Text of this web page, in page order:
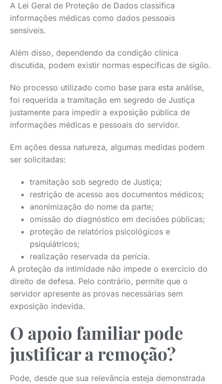
A Lei Geral de Proteção de Dados classifica
informações médicas como dados pessoais
sensíveis.
Além disso, dependendo da condição clínica
discutida, podem existir normas específicas de sigilo.
No processo utilizado como base para esta análise,
foi requerida a tramitação em segredo de Justiça
justamente para impedir a exposição pública de
informações médicas e pessoais do servidor.
Em ações dessa natureza, algumas medidas podem
ser solicitadas:
tramitação sob segredo de Justiça;
restrição de acesso aos documentos médicos;
anonimização do nome da parte;
omissão do diagnóstico em decisões públicas;
proteção de relatórios psicológicos e
psiquiátricos;
realização reservada da perícia.
A proteção da intimidade não impede o exercício do
direito de defesa. Pelo contrário, permite que o
servidor apresente as provas necessárias sem
exposição indevida.
O apoio familiar pode
justificar a remoção?
Pode, desde que sua relevância esteja demonstrada